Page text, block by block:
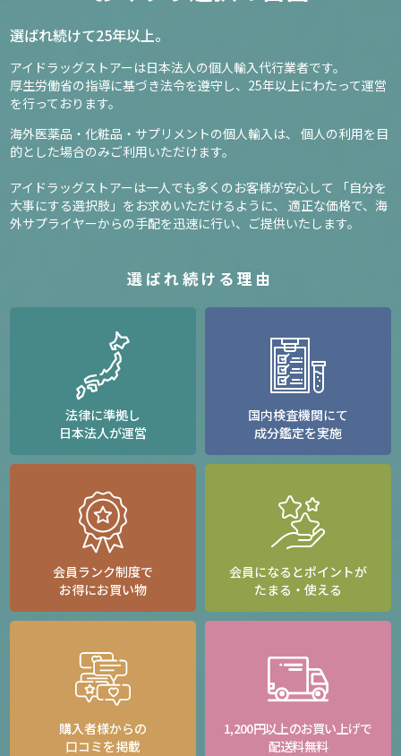
選ばれ続けて25年以上。
アイドラッグストアーは日本法人の個人輸入代行業者です。
厚生労働省の指導に基づき法令を遵守し、 25年以上にわたって運営
を行っております。
海外医薬品・化粧品・サプリメントの個人輸入は、
個人の利用を目
的とした場合のみご利用いただけます。
アイドラッグストアーは一人でも多くのお客様が安心して
「自分を
大事にする選択肢」をお求めいただけるように、
適正な価格で、海
外サプライヤーからの手配を迅速に行い、ご提供いたします。
選ばれ続ける理由
法律に準拠し
日本法人が運営
国内検査機関にて
成分鑑定を実施
会員ランク制度で
お得にお買い物
会員になるとポイントが
たまる・使える
購入者様からの
口コミを掲載
1,200円以上のお買い上げで
配送料無料